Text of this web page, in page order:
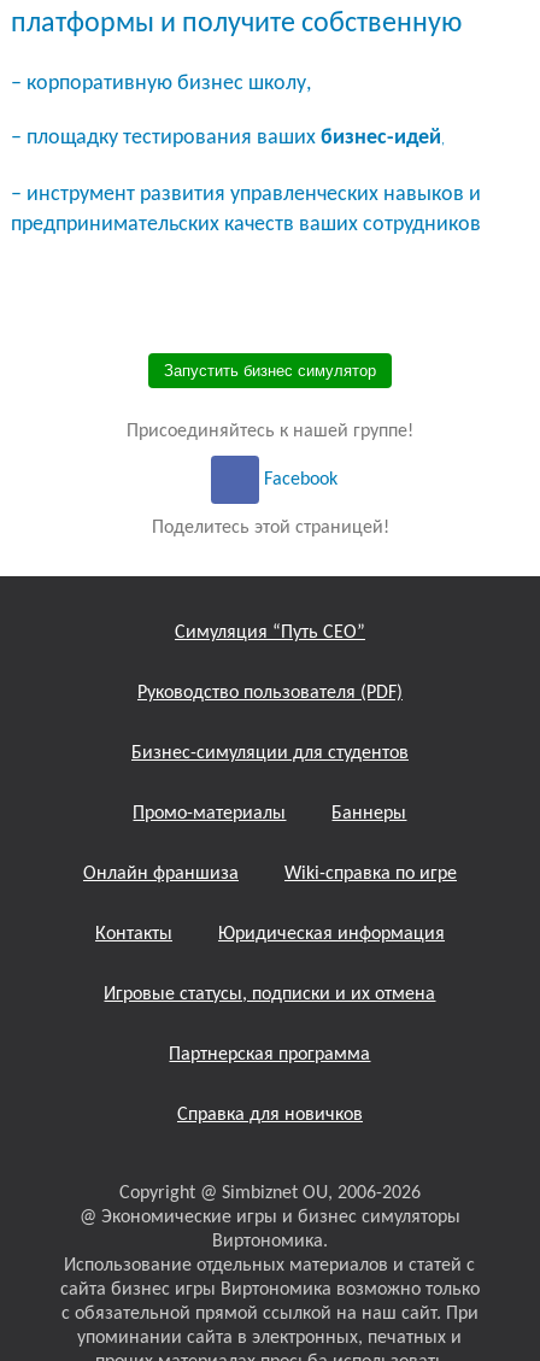
платформы и получите собственную
– корпоративную бизнес школу,
– площадку тестирования ваших бизнес-идей,
– инструмент развития управленческих навыков и
предпринимательских качеств ваших сотрудников
Запустить бизнес симулятор
Присоединяйтесь к нашей группе!
Facebook
Поделитесь этой страницей!
Симуляция “Путь СЕО”
Руководство пользователя (PDF)
Бизнес-симуляции для студентов
Промо-материалы Баннеры
Онлайн франшиза Wiki-справка по игре
Контакты Юридическая информация
Игровые статусы, подписки и их отмена
Партнерская программа
Справка для новичков
Copyright @ Simbiznet OU, 2006-2026
@ Экономические игры и бизнес симуляторы
Виртономика.
Использование отдельных материалов и статей с
сайта бизнес игры Виртономика возможно только
с обязательной прямой ссылкой на наш сайт. При
упоминании сайта в электронных, печатных и